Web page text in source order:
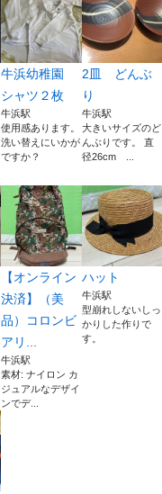
牛浜幼稚園
シャツ２枚
牛浜駅
使用感あります。
洗い替えにいかが
ですか？
2皿 どんぶ
り
牛浜駅
大きいサイズのど
んぶりです。 直
径26cm ...
【オンライン
決済】（美
品）コロンビ
アリ...
牛浜駅
素材: ナイロン カ
ジュアルなデザイ
ンでデ...
ハット
牛浜駅
型崩れしないしっ
かりした作りで
す。